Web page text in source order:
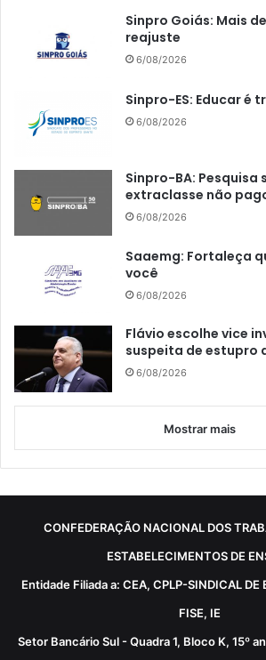
Sinpro Goiás: Mais
reajuste
6/08/2026
Sinpro-ES: Educar é
6/08/2026
Sinpro-BA:
extraclasse não
6/08/2026
Saaemg: Fortaleça
você
6/08/2026
Flávio escolhe vice
suspeita de estupro
6/08/2026
Mostrar mais
CONFEDERAÇÃO NACIONAL DOS
ESTABELECIMENTOS DE
Entidade Filiada a: CEA, CPLP-SINDICAL DE
FISE, IE
Setor Bancário Sul - Quadra 1, Bloco K, 15º